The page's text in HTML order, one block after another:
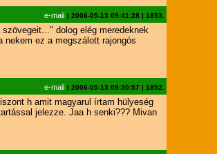
e-mail | 2006-05-13 09:41:28 | 1853.
dolog elég meredeknek
nekem ez a megszálott rajongós
e-mail | 2006-05-13 09:30:57 | 1852.
h amit magyarul írtam hülyeség
jelezze. Jaa h senki??? Mivan